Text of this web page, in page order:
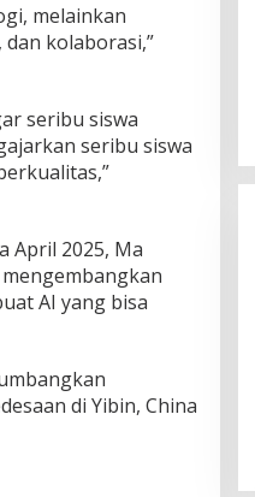
melainkan
kolaborasi,”
seribu siswa
seribu siswa
April 2025, Ma
AI yang bisa
di Yibin, China
UNPARI Salurkan
Korban Kebakaran
SS